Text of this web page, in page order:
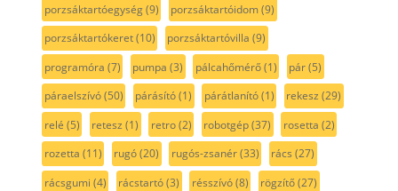
porzsáktartóegység(9) porzsáktartóidom(9)
porzsáktartókeret(10) porzsáktartóvilla (9)
programóra (7) pumpa (3) pálcahőmérő(1) pár(5)
páraelszívó(50) párásító(1) párátlanító(1) rekesz (29)
relé (5) retesz (1) retro(2) robotgép(37) rosetta (2)
rozetta (11) rugó(20) rugós-zsanér(33) rács (27)
rácsgumi (4) rácstartó(3) résszívó(8) rögzítő(27)